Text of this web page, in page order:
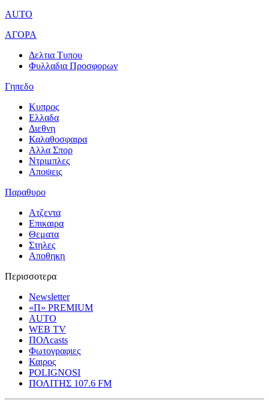
AUTO
ΑΓΟΡΑ
Δελτια Τυπου
Φυλλαδια Προσφορων
Γηπεδο
Κυπρος
Ελλαδα
Διεθνη
Καλαθοσφαιρα
Αλλα Σπορ
Ντριμπλες
Αποψεις
Παραθυρο
Ατζεντα
Επικαιρα
Θεματα
Στηλες
Αποθηκη
Περισσοτερα
Newsletter
«Π» PREMIUM
AUTO
WEB TV
ΠΟΛcasts
Φωτογραφιες
Καιρος
POLIGNOSI
ΠΟΛΙΤΗΣ 107.6 FM